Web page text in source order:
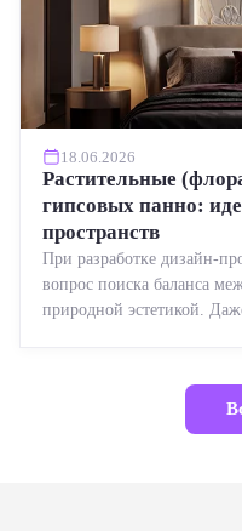
18.06.2026
Растительные
гипсовых панно:
пространств
При разработке дизайн-
вопрос поиска баланса
природной эстетикой.